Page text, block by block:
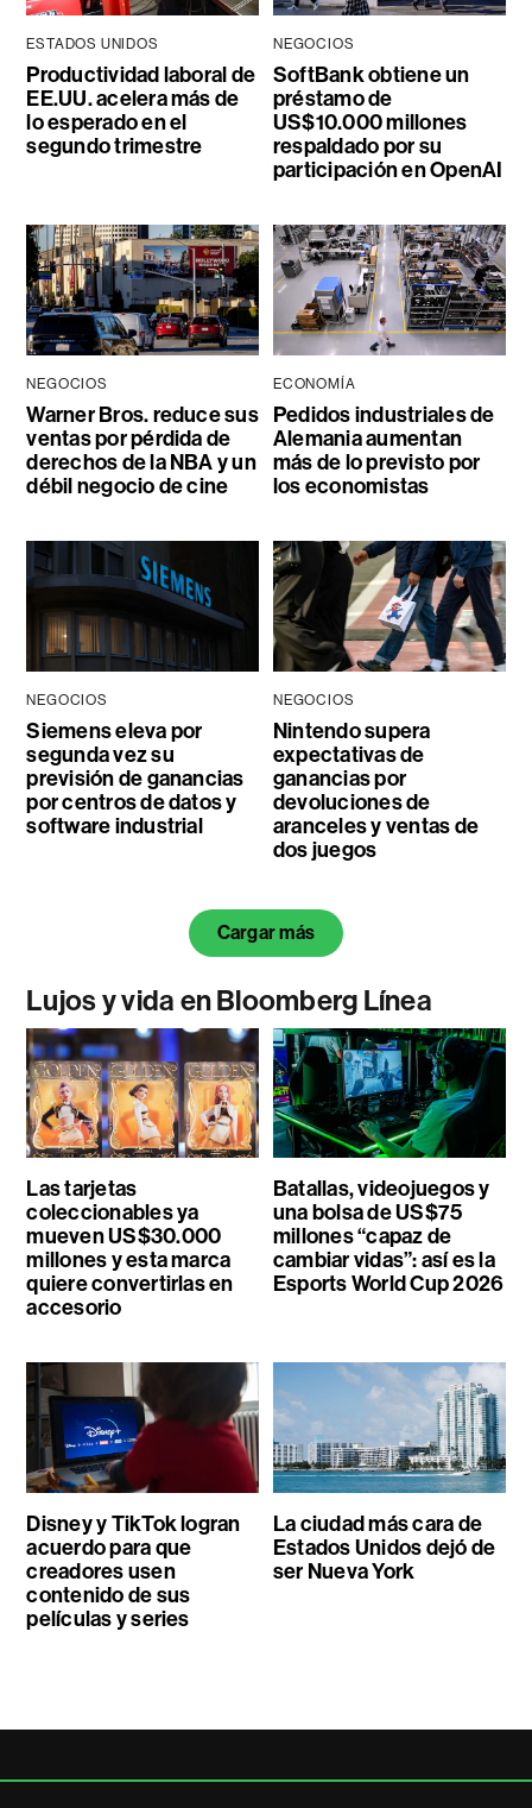
ESTADOS UNIDOS
Productividad laboral de
EE.UU. acelera más de
lo esperado en el
segundo trimestre
NEGOCIOS
SoftBank obtiene un
préstamo de
US$10.000 millones
respaldado por su
participación en OpenAI
NEGOCIOS
Warner Bros. reduce sus
ventas por pérdida de
derechos de la NBA y un
débil negocio de cine
ECONOMÍA
Pedidos industriales de
Alemania aumentan
más de lo previsto por
los economistas
NEGOCIOS
Siemens eleva por
segunda vez su
previsión de ganancias
por centros de datos y
software industrial
NEGOCIOS
Nintendo supera
expectativas de
ganancias por
devoluciones de
aranceles y ventas de
dos juegos
Cargar más
Lujos y vida en Bloomberg Línea
Las tarjetas
coleccionables ya
mueven US$30.000
millones y esta marca
quiere convertirlas en
accesorio
Batallas, videojuegos y
una bolsa de US$75
millones “capaz de
cambiar vidas”: así es la
Esports World Cup 2026
Disney y TikTok logran
acuerdo para que
creadores usen
contenido de sus
películas y series
La ciudad más cara de
Estados Unidos dejó de
ser Nueva York